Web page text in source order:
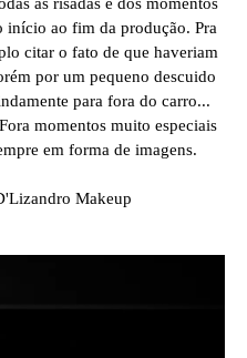
início ao fim da produção. Pra
citar o fato de que haveriam
por um pequeno descuido
para fora do carro...
momentos muito especiais
em forma de imagens.
Makeup